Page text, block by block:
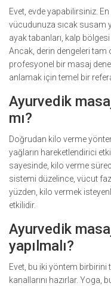
Evet, evde yapabilirsiniz.
vücudunuza sıcak susam
ayak tabanları, kalp bölgesi
Ancak, derin dengeleri tam
profesyonel bir masaj
anlamak için temel bir
Ayurvedik
mı?
Doğrudan kilo verme
yağların hareketlendirici
sayesinde, kilo verme
sistemi düzelince, vücut
yüzden, kilo vermek
etkilidir.
Ayurvedik
yapılmalı?
Evet, bu iki yöntem birbirini
kanallarını hazırlar. Yoga,